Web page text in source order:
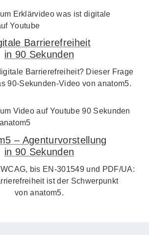
Barrierefreiheit
in 90 Sekunden
Barrierefreiheit? Dieser Frage
90-Sekunden-Video von anatom5.
– Agenturvorstellung
in 90 Sekunden
bis EN-301549 und PDF/UA:
ist der Schwerpunkt
von anatom5.